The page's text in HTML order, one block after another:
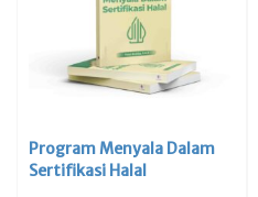
Program Menyala Dalam
Sertifikasi Halal